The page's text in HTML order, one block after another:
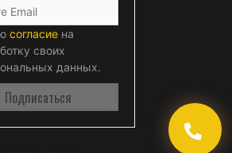
согласие на
своих
данных.